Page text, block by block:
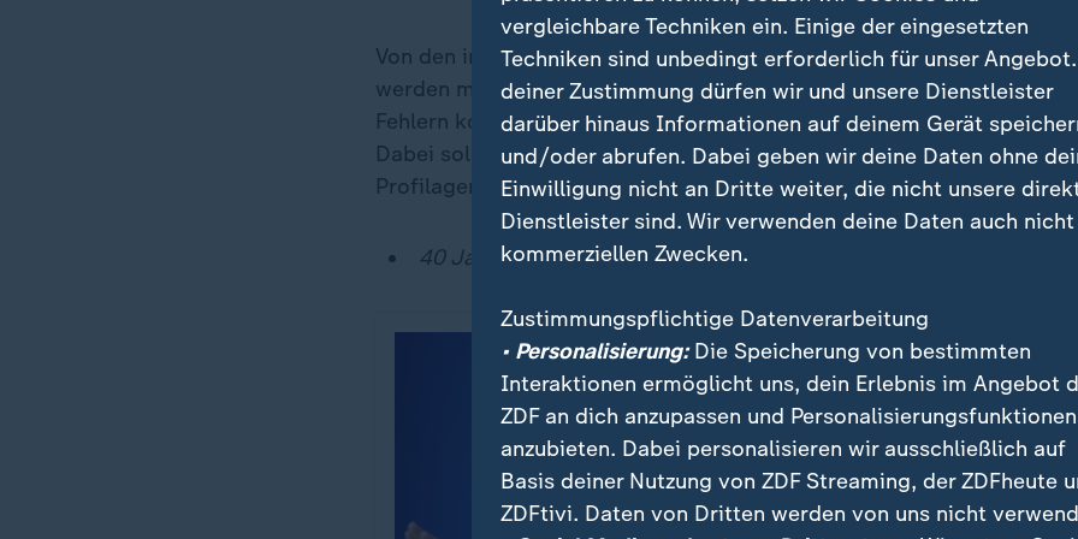
Von den im Ganzen mehr als 65.000 Stellen im Quellcode, die
werden müssten, so Lucovsky damals, könne es in 28.000 Fällen
Fehlern kommen. Der Rest seien "unfertige Arbeit" und "verdrängte
Dabei sollte Windows 2000 erstmals die Errungenschaften aus der
Profilager überführen. Das war wohl schwieriger als gedacht.
40 Jahre Apple Macintosh: Der Rechner, der alles veränderte
Steuererhöhungen für
:Bill Gates will
ärmer machen
Milliardär Bill Gates
höhere Steuern für
vergleichbare Techniken ein. Einige der eingesetzten
Techniken sind unbedingt erforderlich für unser
deiner Zustimmung dürfen wir und unsere Dienstleister
darüber hinaus Informationen auf deinem Gerät
und/oder abrufen. Dabei geben wir deine Daten ohne
Einwilligung nicht an Dritte weiter, die nicht unsere
Dienstleister sind. Wir verwenden deine Daten auch nicht
kommerziellen Zwecken.
Zustimmungspflichtige Datenverarbeitung
• Personalisierung:Die Speicherung von bestimmten
Interaktionen ermöglicht uns, dein Erlebnis im Angebot
ZDF an dich anzupassen und Personalisierungsfunktionen
anzubieten. Dabei personalisieren wir ausschließlich auf
Basis deiner Nutzung von ZDF Streaming, der ZDFheute
ZDFtivi. Daten von Dritten werden von uns nicht